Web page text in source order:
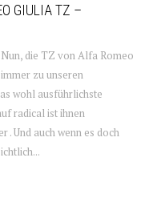
GIULIA TZ –
die TZ von Alfa Romeo
zu unseren
wohl ausführlichste
radical ist ihnen
. Und auch wenn es doch